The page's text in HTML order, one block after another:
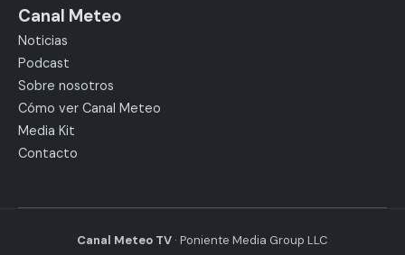
Canal Meteo
Noticias
Podcast
Sobre nosotros
Cómo ver Canal Meteo
Media Kit
Contacto
Canal Meteo TV · Poniente Media Group LLC